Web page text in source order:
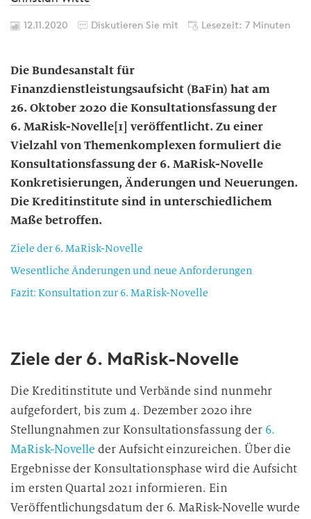
12.11.2020 Diskutieren Sie mit Lesezeit: 7 Minuten
Die Bundesanstalt für
Finanzdienstleistungsaufsicht (BaFin) hat am
26. Oktober 2020 die Konsultationsfassung der
6. MaRisk-Novelle[1] veröffentlicht. Zu einer
Vielzahl von Themenkomplexen formuliert die
Konsultationsfassung der 6. MaRisk-Novelle
Konkretisierungen, Änderungen und Neuerungen.
Die Kreditinstitute sind in unterschiedlichem
Maße betroffen.
Ziele der 6. MaRisk-Novelle
Wesentliche Änderungen und neue Anforderungen
Fazit: Konsultation zur 6. MaRisk-Novelle
Ziele der 6. MaRisk-Novelle
Die Kreditinstitute und Verbände sind nunmehr
aufgefordert, bis zum 4. Dezember 2020 ihre
Stellungnahmen zur Konsultationsfassung der 6.
MaRisk-Novelle der Aufsicht einzureichen. Über die
Ergebnisse der Konsultationsphase wird die Aufsicht
im ersten Quartal 2021 informieren. Ein
Veröffentlichungsdatum der 6. MaRisk-Novelle wurde